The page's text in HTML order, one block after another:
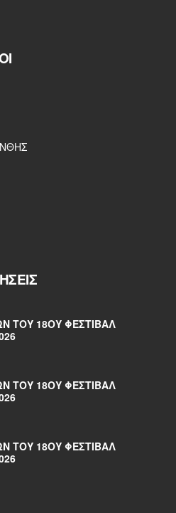
ΤΟΥ 18ΟΥ ΦΕΣΤΙΒΆΛ
ΤΟΥ 18ΟΥ ΦΕΣΤΙΒΆΛ
ΤΟΥ 18ΟΥ ΦΕΣΤΙΒΆΛ